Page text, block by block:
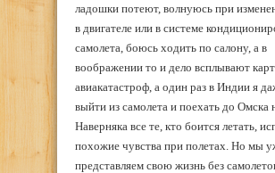
ладошки потеют, волнуюсь при
в двигателе или в системе
самолета, боюсь ходить по салону, а в
воображении то и дело всплывают
авиакатастроф, а один раз в Индии я
выйти из самолета и поехать до Омска
Наверняка все те, кто боится летать,
похожие чувства при полетах. Но мы
представляем свою жизнь без